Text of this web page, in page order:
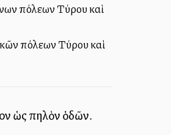
πόλεων Τύρου καὶ
πόλεων Τύρου καὶ
ὡς πηλὸν ὁδῶν.